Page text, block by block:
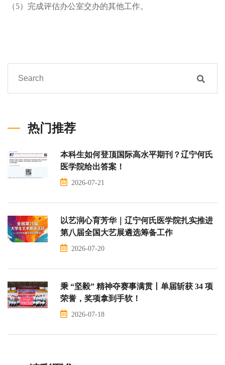
（5）完成评估办公室交办的其他工作。
热门推荐
本科生如何登顶国际高水平期刊？辽宁何氏
医学院给出答案！
2026-07-21
以艺润心育芳华｜辽宁何氏医学院扎实推进
第八届全国大艺展遴选筹备工作
2026-07-20
秉 “坚毅” 精神夺赛事满贯丨单届斩获 34 项
荣誉，奖项拿到手软！
2026-07-18